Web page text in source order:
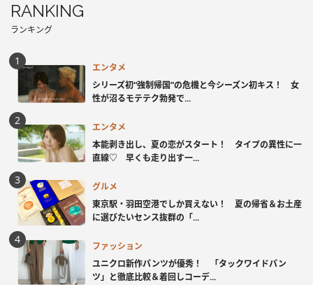
RANKING
ランキング
エンタメ
シリーズ初“強制帰国”の危機と今シーズン初キス！ 女
性が沼るモテテク勃発で...
エンタメ
本能剥き出し、夏の恋がスタート！ タイプの異性に一
直線♡ 早くも走り出す一...
グルメ
東京駅・羽田空港でしか買えない！ 夏の帰省＆お土産
に選びたいセンス抜群の「...
ファッション
ユニクロ新作パンツが優秀！ 「タックワイドパン
ツ」と徹底比較＆着回しコーデ...